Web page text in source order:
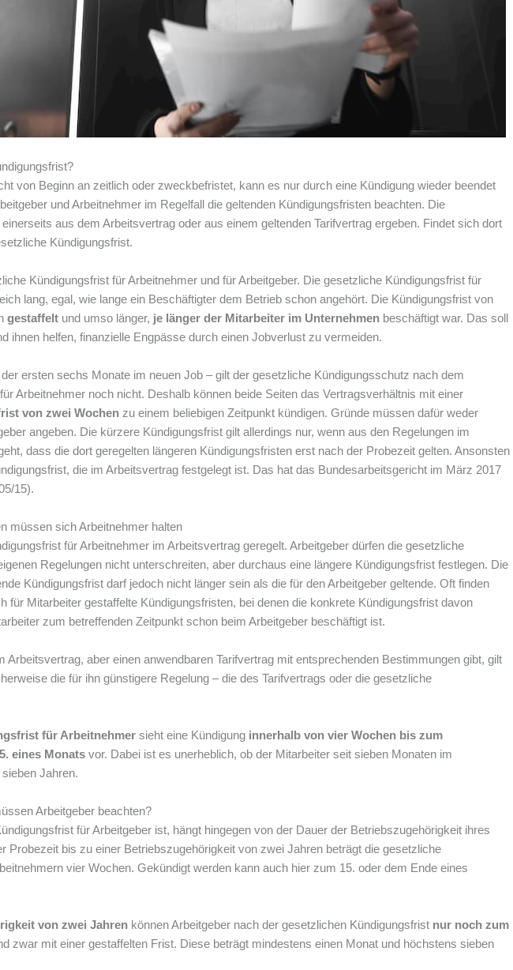
von Beginn an zeitlich oder zweckbefristet, kann es nur durch eine Kündigung wieder beendet
und Arbeitnehmer im Regelfall die geltenden Kündigungsfristen beachten. Die
aus dem Arbeitsvertrag oder aus einem geltenden Tarifvertrag ergeben. Findet sich dort
Kündigungsfrist.
Kündigungsfrist für Arbeitnehmer und für Arbeitgeber. Die gesetzliche Kündigungsfrist für
lang, egal, wie lange ein Beschäftigter dem Betrieb schon angehört. Die Kündigungsfrist von
gestaffelt und umso länger, je länger der Mitarbeiter im Unternehmen beschäftigt war. Das soll
ihnen helfen, finanzielle Engpässe durch einen Jobverlust zu vermeiden.
ersten sechs Monate im neuen Job – gilt der gesetzliche Kündigungsschutz nach dem
Arbeitnehmer noch nicht. Deshalb können beide Seiten das Vertragsverhältnis mit einer
von zwei Wochen zu einem beliebigen Zeitpunkt kündigen. Gründe müssen dafür weder
angeben. Die kürzere Kündigungsfrist gilt allerdings nur, wenn aus den Regelungen im
dass die dort geregelten längeren Kündigungsfristen erst nach der Probezeit gelten. Ansonsten
die im Arbeitsvertrag festgelegt ist. Das hat das Bundesarbeitsgericht im März 2017
15).
müssen sich Arbeitnehmer halten
für Arbeitnehmer im Arbeitsvertrag geregelt. Arbeitgeber dürfen die gesetzliche
Regelungen nicht unterschreiten, aber durchaus eine längere Kündigungsfrist festlegen. Die
Kündigungsfrist darf jedoch nicht länger sein als die für den Arbeitgeber geltende. Oft finden
für Mitarbeiter gestaffelte Kündigungsfristen, bei denen die konkrete Kündigungsfrist davon
zum betreffenden Zeitpunkt schon beim Arbeitgeber beschäftigt ist.
Arbeitsvertrag, aber einen anwendbaren Tarifvertrag mit entsprechenden Bestimmungen gibt, gilt
die für ihn günstigere Regelung – die des Tarifvertrags oder die gesetzliche
für Arbeitnehmer sieht eine Kündigung innerhalb von vier Wochen bis zum
eines Monats vor. Dabei ist es unerheblich, ob der Mitarbeiter seit sieben Monaten im
Jahren.
Arbeitgeber beachten?
für Arbeitgeber ist, hängt hingegen von der Dauer der Betriebszugehörigkeit ihres
Probezeit bis zu einer Betriebszugehörigkeit von zwei Jahren beträgt die gesetzliche
vier Wochen. Gekündigt werden kann auch hier zum 15. oder dem Ende eines
von zwei Jahren können Arbeitgeber nach der gesetzlichen Kündigungsfrist nur noch zum
zwar mit einer gestaffelten Frist. Diese beträgt mindestens einen Monat und höchstens sieben